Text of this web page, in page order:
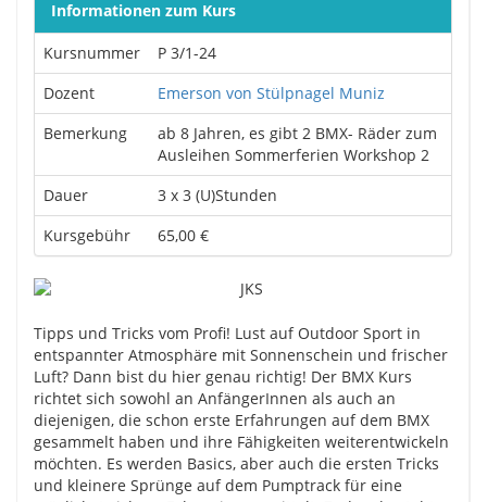
Informationen zum Kurs
Kursnummer
P 3/1-24
Dozent
Emerson von Stülpnagel Muniz
Bemerkung
ab 8 Jahren, es gibt 2 BMX- Räder zum
Ausleihen Sommerferien Workshop 2
Dauer
3 x 3 (U)Stunden
Kursgebühr
65,00 €
Tipps und Tricks vom Profi! Lust auf Outdoor Sport in
entspannter Atmosphäre mit Sonnenschein und frischer
Luft? Dann bist du hier genau richtig! Der BMX Kurs
richtet sich sowohl an AnfängerInnen als auch an
diejenigen, die schon erste Erfahrungen auf dem BMX
gesammelt haben und ihre Fähigkeiten weiterentwickeln
möchten. Es werden Basics, aber auch die ersten Tricks
und kleinere Sprünge auf dem Pumptrack für eine